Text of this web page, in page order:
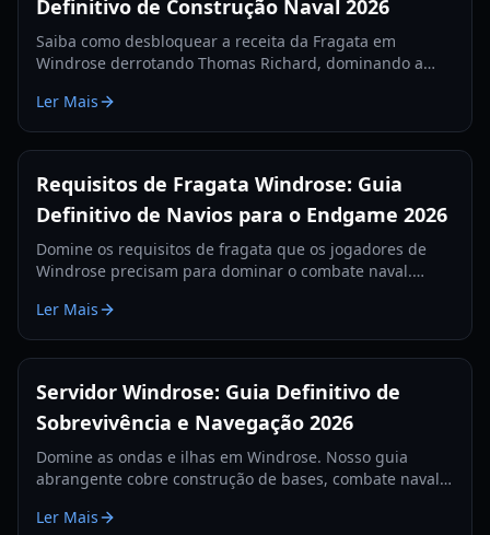
Definitivo de Construção Naval 2026
Saiba como desbloquear a receita da Fragata em
Windrose derrotando Thomas Richard, dominando a
de Ferro.
Ler Mais
Requisitos de Fragata Windrose: Guia
Definitivo de Navios para o Endgame 2026
Domine os requisitos de fragata que os jogadores de
Windrose precisam para dominar o combate naval.
de defesa e táticas para 2026.
Ler Mais
Servidor Windrose: Guia Definitivo de
Sobrevivência e Navegação 2026
Domine as ondas e ilhas em Windrose. Nosso guia
abrangente cobre construção de bases, combate naval e
Ler Mais